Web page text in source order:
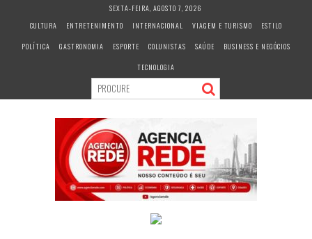
c
SEXTA-FEIRA, AGOSTO 7, 2026
CULTURA
ENTRETENIMENTO INTERNACIONAL VIAGEM E TURISMO
ESTILO
POLÍTICA
GASTRONOMIA ESPORTE COLUNISTAS SAÚDE
BUSINESS E NEGÓCIOS
TECNOLOGIA